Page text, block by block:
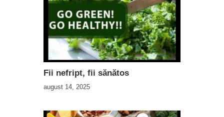
Fii nefript, fii sănătos
august 14, 2025